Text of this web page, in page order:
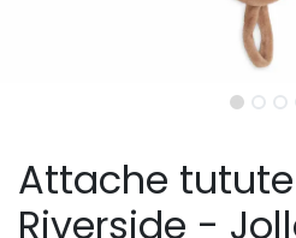
Attache
Riverside -